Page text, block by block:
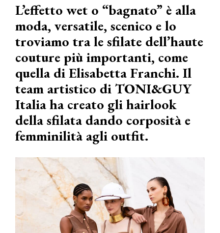
L’effetto wet o “bagnato” è alla
moda, versatile, scenico e lo
troviamo tra le sfilate dell’haute
couture più importanti, come
quella di Elisabetta Franchi. Il
team artistico di TONI&GUY
Italia ha creato gli hairlook
della sfilata dando corposità e
femminilità agli outfit.